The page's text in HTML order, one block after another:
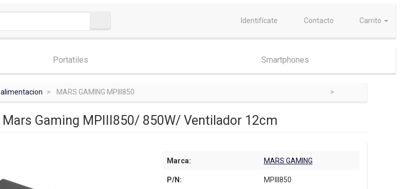
Identifícate Contacto Carrito
Portatiles Smartphones
MARS GAMING MPIII850
Gaming MPIII850/ 850W/ Ventilador 12cm
Marca: MARS GAMING
P/N: MPIII850